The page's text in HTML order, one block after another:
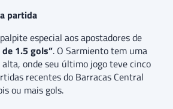
partida
especial aos apostadores de
de 1.5 gols”. O Sarmiento tem uma
onde seu último jogo teve cinco
recentes do Barracas Central
ou mais gols.